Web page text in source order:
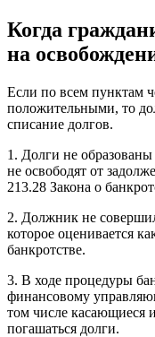
Когда
на
Если по всем пунктам
положительными, то
списание долгов.
1. Долги не
не освободят от
213.28 Закона о
2. Должник не
которое оценивается
банкротстве.
3. В ходе процедуры
финансовому
том числе касающиеся
погашаться долги.